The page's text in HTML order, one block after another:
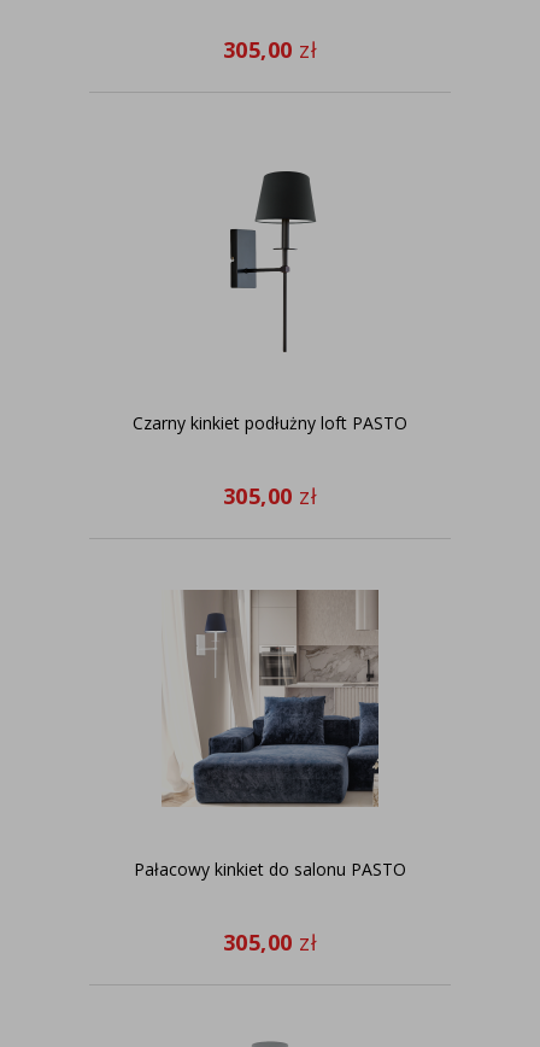
305,00 zł
Czarny kinkiet podłużny loft PASTO
305,00 zł
Pałacowy kinkiet do salonu PASTO
305,00 zł